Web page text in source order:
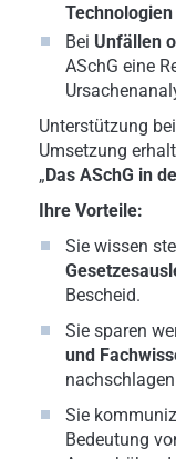
Technologien
Bei Unfällen
ASchG eine
Unterstützung
Umsetzung
„Das ASchG in
Ihre Vorteile:
Sie wissen
Bescheid.
Sie sparen
und
Sie
Bedeutung